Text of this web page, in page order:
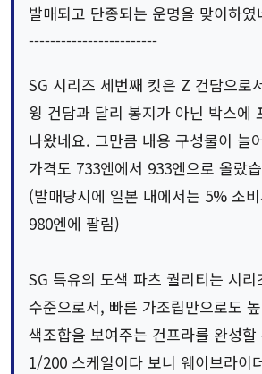
발매되고 단종되는 운명을 맞이하였
------------------------
SG 시리즈 세번째 킷은 Z 건담으로
윙 건담과 달리 봉지가 아닌 박스에
나왔네요. 그만큼 내용 구성물이 늘
가격도 733엔에서 933엔으로 올랐
(발매당시에 일본 내에서는 5% 소
980엔에 팔림)
SG 특유의 도색 파츠 퀄리티는 시리
수준으로서, 빠른 가조립만으로도
색조합을 보여주는 건프라를 완성
1/200 스케일이다 보니 웨이브라이